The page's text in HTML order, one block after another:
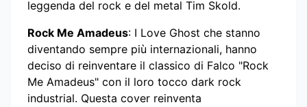
leggenda del rock e del metal Tim Skold.
Rock Me Amadeus: I Love Ghost che stanno
diventando sempre più internazionali, hanno
deciso di reinventare il classico di Falco "Rock
Me Amadeus" con il loro tocco dark rock
industrial. Questa cover reinventa